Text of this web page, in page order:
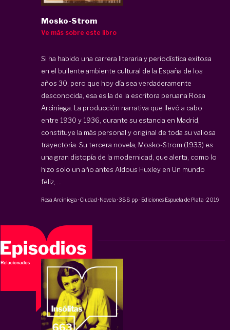
Mosko-Strom
Ve más sobre este libro
Si ha habido una carrera literaria y periodística exitosa
en el bullente ambiente cultural de la España de los
años 30, pero que hoy día sea verdaderamente
desconocida, esa es la de la escritora peruana Rosa
Arciniega. La producción narrativa que llevó a cabo
entre 1930 y 1936, durante su estancia en Madrid,
constituye la más personal y original de toda su valiosa
trayectoria. Su tercera novela, Mosko-Strom (1933) es
una gran distopía de la modernidad, que alerta, como lo
hizo solo un año antes Aldous Huxley en Un mundo
feliz, ...
Rosa Arciniega · Ciudad · Novela ·388 pp · Ediciones Espuela de Plata ·2019